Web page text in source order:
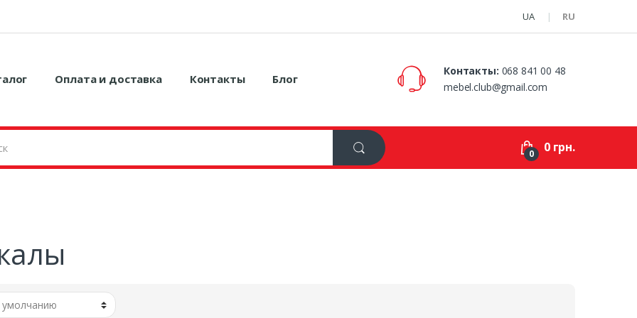
UA RU
Оплата и доставка Контакты Блог
Контакты: 068 841 00 48
mebel.club@gmail.com
0 0 грн.